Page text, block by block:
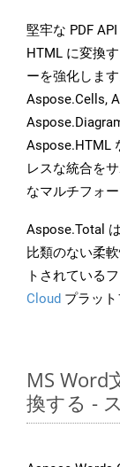
堅牢な PDF
HTML に変換
ーを強化しま
Aspose.Cells,
Aspose.HTML
レスな統合を
なマルチフォ
Aspose.Total
比類のない柔
トされている
Cloud プラット
MS Word
換する -